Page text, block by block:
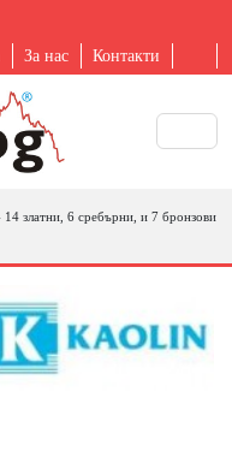
За нас Контакти
златни, 6 сребърни, и 7 бронзови